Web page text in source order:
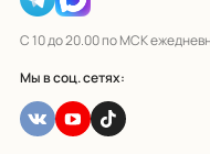
С 10 до 20.00 по МСК
Мы в соц. сетях: